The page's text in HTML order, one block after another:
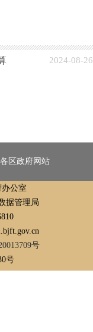
2024-08-26
各区政府网站
公室
据管理局
号
号